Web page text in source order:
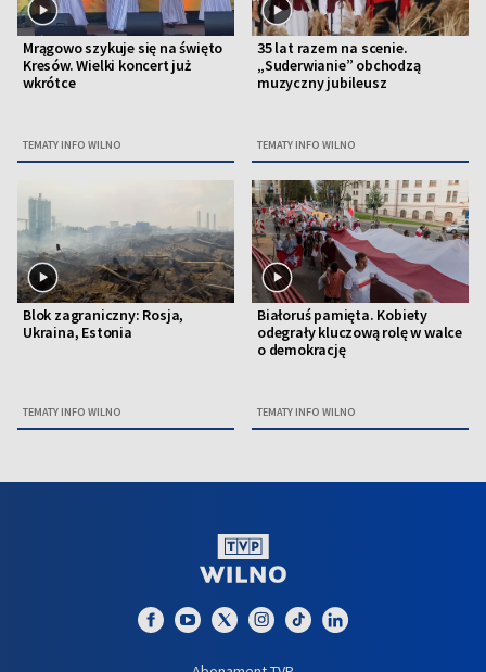
Mrągowo szykuje się na święto
Kresów. Wielki koncert już
wkrótce
TEMATY INFO WILNO
35 lat razem na scenie.
„Suderwianie” obchodzą
muzyczny jubileusz
TEMATY INFO WILNO
Blok zagraniczny: Rosja,
Ukraina, Estonia
TEMATY INFO WILNO
Białoruś pamięta. Kobiety
odegrały kluczową rolę w walce
o demokrację
TEMATY INFO WILNO